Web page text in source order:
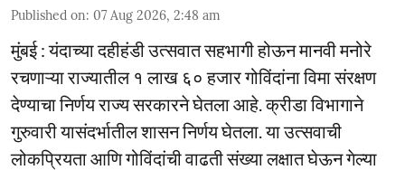
Published on: 07 Aug 2026, 2:48 am
मुंबई : यंदाच्या दहीहंडी उत्सवात सहभागी होऊन मानवी मनोरे
रचणाऱ्या राज्यातील १ लाख ६० हजार गोविंदांना विमा संरक्षण
देण्याचा निर्णय राज्य सरकारने घेतला आहे. क्रीडा विभागाने
गुरुवारी यासंदर्भातील शासन निर्णय घेतला. या उत्सवाची
लोकप्रियता आणि गोविंदांची वाढती संख्या लक्षात घेऊन गेल्या